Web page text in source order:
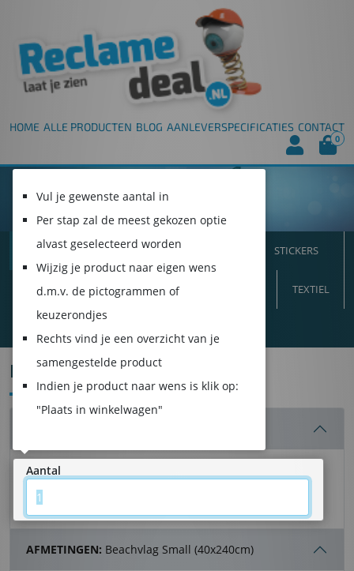
HOME ALLE PRODUCTEN BLOG AANLEVERSPECIFICATIES CONTACT
0
ALLE PRODUCTEN SPANDOEKEN STICKERS
VLAGGEN INTERIEUR BORDEN TEXTIEL
BEACHVLAGGEN
Aantal
AFMETINGEN: Beachvlag Small (40x240cm)
Vul je gewenste aantal in
Per stap zal de meest gekozen optie
alvast geselecteerd worden
Wijzig je product naar eigen wens
d.m.v. de pictogrammen of
keuzerondjes
Rechts vind je een overzicht van je
samengestelde product
Indien je product naar wens is klik op:
"Plaats in winkelwagen"